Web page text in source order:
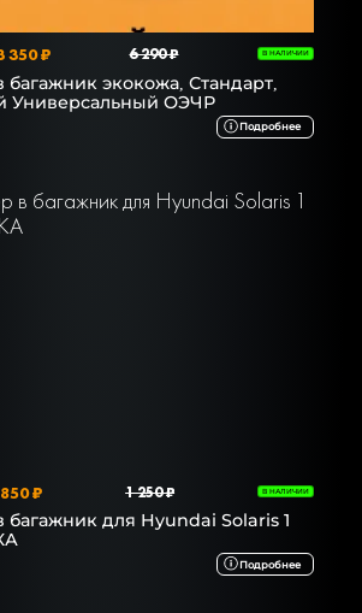
350 ₽ 6 290 ₽ В НАЛИЧИИ
багажник экокожа, Стандарт,
Универсальный ОЭЧР
Подробнее
850 ₽ 1 250 ₽ В НАЛИЧИИ
багажник для Hyundai Solaris 1
Подробнее